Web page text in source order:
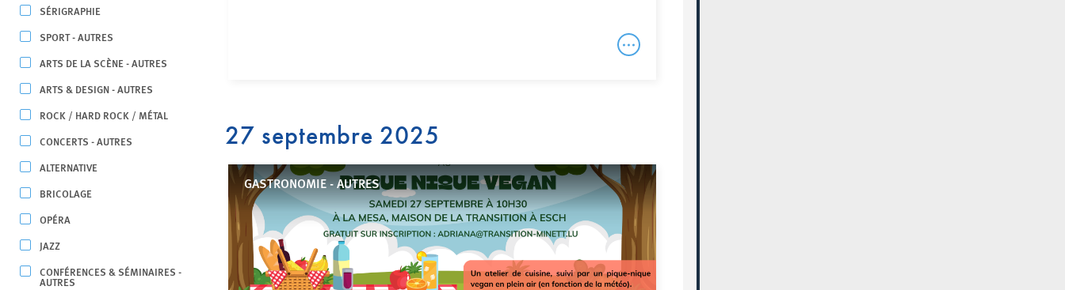
SÉRIGRAPHIE
SPORT - AUTRES
ARTS DE LA SCÈNE - AUTRES
ARTS & DESIGN - AUTRES
ROCK / HARD ROCK / MÉTAL
CONCERTS - AUTRES
ALTERNATIVE
BRICOLAGE
OPÉRA
JAZZ
CONFÉRENCES & SÉMINAIRES -
AUTRES
27 septembre 2025
GASTRONOMIE - AUTRES